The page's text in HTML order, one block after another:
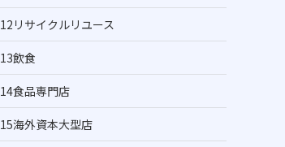
12リサイクルリユース
13飲食
14食品専門店
15海外資本大型店